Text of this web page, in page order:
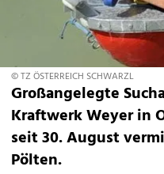
© TZ ÖSTERREICH SCHWARZL
Großangelegte
Kraftwerk Weyer in
seit 30. August
Pölten.